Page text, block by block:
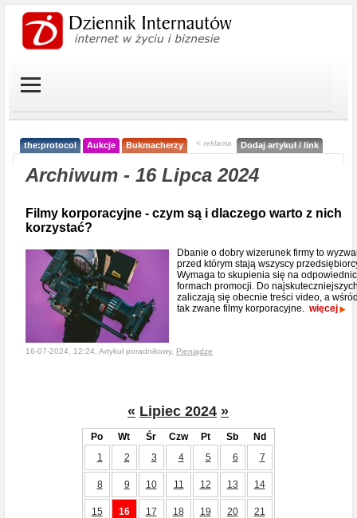
the:protocol Aukcje Bukmacherzy < reklama Dodaj artykuł / link
Archiwum - 16 Lipca 2024
Filmy korporacyjne - czym są i dlaczego warto z nich
korzystać?
Dbanie o dobry wizerunek firmy to
przed którym stają wszyscy
Wymaga to skupienia się na
formach promocji. Do
zaliczają się obecnie treści video, a
tak zwane filmy korporacyjne. więcej
16-07-2024, 12:24, Artykuł poradnikowy, Pieniądze
« Lipiec 2024 »
Po Wt Śr Czw Pt Sb
Nd
1
2 3 4 5 6 7
8 9 10 11 12 13 14
15 16 17 18 19 20 21